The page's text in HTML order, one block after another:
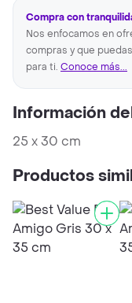
Compra con
Nos enfocamos en
compras y que
para ti. Conoce más...
Información
25 x 30 cm
Productos